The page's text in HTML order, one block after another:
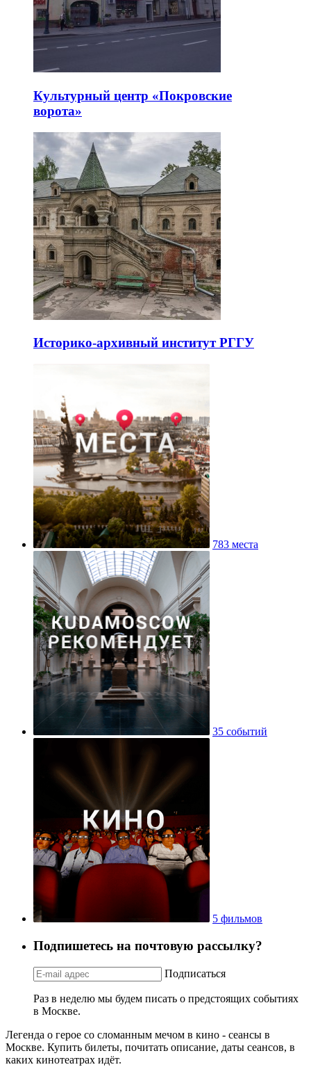
Культурный центр «Покровские
ворота»
Историко-архивный институт РГГУ
783 места
35 событий
5 фильмов
Подпишетесь на почтовую рассылку?
Подписаться
Раз в неделю мы будем писать о предстоящих событиях
в Москве.
Легенда о герое со сломанным мечом в кино - сеансы в
Москве. Купить билеты, почитать описание, даты сеансов, в
каких кинотеатрах идёт.